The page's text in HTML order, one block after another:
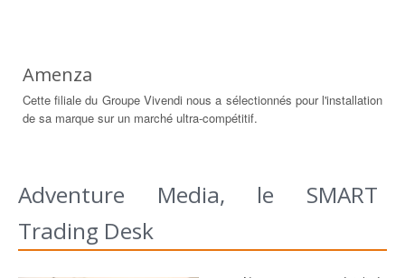
Amenza
Cette filiale du Groupe Vivendi nous a sélectionnés pour l'installation
de sa marque sur un marché ultra-compétitif.
Adventure Media, le SMART
Trading Desk